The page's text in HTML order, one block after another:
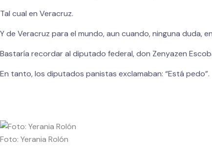
Tal cual en Veracruz.
Y de Veracruz para el mundo, aun cuando, ninguna duda,
Bastaría recordar al diputado federal, don Zenyazen
En tanto, los diputados panistas exclamaban: “Está pedo”.
Foto: Yerania Rolón